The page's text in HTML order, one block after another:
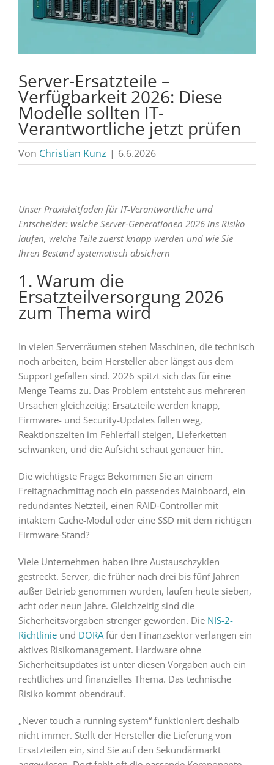
Server-Ersatzteile –
Verfügbarkeit 2026: Diese
Modelle sollten IT-
Verantwortliche jetzt prüfen
Von Christian Kunz | 6.6.2026
Unser Praxisleitfaden für IT-Verantwortliche und
Entscheider: welche Server-Generationen 2026 ins Risiko
laufen, welche Teile zuerst knapp werden und wie Sie
Ihren Bestand systematisch absichern
1. Warum die
Ersatzteilversorgung 2026
zum Thema wird
In vielen Serverräumen stehen Maschinen, die technisch
noch arbeiten, beim Hersteller aber längst aus dem
Support gefallen sind. 2026 spitzt sich das für eine
Menge Teams zu. Das Problem entsteht aus mehreren
Ursachen gleichzeitig: Ersatzteile werden knapp,
Firmware- und Security-Updates fallen weg,
Reaktionszeiten im Fehlerfall steigen, Lieferketten
schwanken, und die Aufsicht schaut genauer hin.
Die wichtigste Frage: Bekommen Sie an einem
Freitagnachmittag noch ein passendes Mainboard, ein
redundantes Netzteil, einen RAID-Controller mit
intaktem Cache-Modul oder eine SSD mit dem richtigen
Firmware-Stand?
Viele Unternehmen haben ihre Austauschzyklen
gestreckt. Server, die früher nach drei bis fünf Jahren
außer Betrieb genommen wurden, laufen heute sieben,
acht oder neun Jahre. Gleichzeitig sind die
Sicherheitsvorgaben strenger geworden. Die NIS-2-
Richtlinieund DORAfür den Finanzsektor verlangen ein
aktives Risikomanagement. Hardware ohne
Sicherheitsupdates ist unter diesen Vorgaben auch ein
rechtliches und finanzielles Thema. Das technische
Risiko kommt obendrauf.
„Never touch a running system“ funktioniert deshalb
nicht immer. Stellt der Hersteller die Lieferung von
Ersatzteilen ein, sind Sie auf den Sekundärmarkt